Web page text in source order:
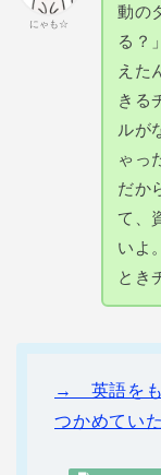
にゃも☆
動の
る？
えた
きる
ルが
ゃっ
だか
て、
いよ
とき
→ 英語をも
つかめてい